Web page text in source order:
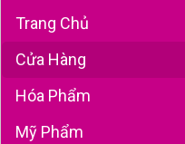
Trang Chủ
Cửa Hàng
Hóa Phẩm
Mỹ Phẩm